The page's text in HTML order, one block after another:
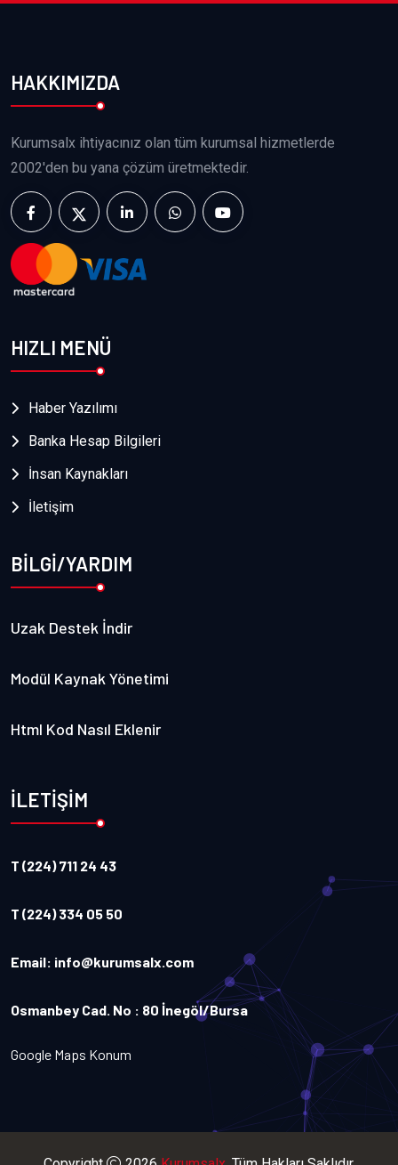
HAKKIMIZDA
Kurumsalx ihtiyacınız olan tüm kurumsal hizmetlerde
2002'den bu yana çözüm üretmektedir.
HIZLI MENÜ
Haber Yazılımı
Banka Hesap Bilgileri
İnsan Kaynakları
İletişim
BİLGİ/YARDIM
Uzak Destek İndir
Modül Kaynak Yönetimi
Html Kod Nasıl Eklenir
İLETİŞİM
T (224) 711 24 43
T (224) 334 05 50
Email: info@kurumsalx.com
Osmanbey Cad. No : 80 İnegöl/Bursa
Google Maps Konum